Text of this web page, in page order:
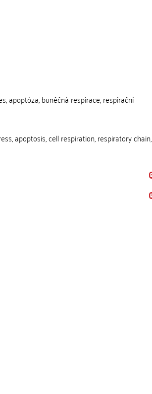
apoptóza, buněčná respirace, respirační
apoptosis, cell respiration, respiratory chain,